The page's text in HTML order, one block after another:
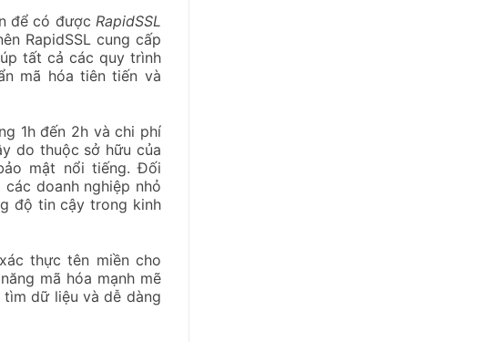
để có được RapidSSL
RapidSSL cung cấp
tất cả các quy trình
mã hóa tiên tiến và
1h đến 2h và chi phí
do thuộc sở hữu của
mật nổi tiếng. Đối
doanh nghiệp nhỏ
độ tin cậy trong kinh
thực tên miền cho
mã hóa mạnh mẽ
dữ liệu và dễ dàng